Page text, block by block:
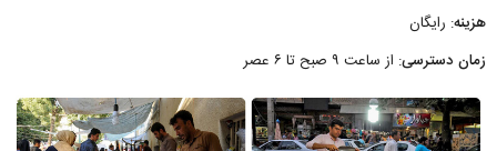
هزینه: رایگان
زمان دسترسی: از ساعت ۹ صبح تا ۶ عصر